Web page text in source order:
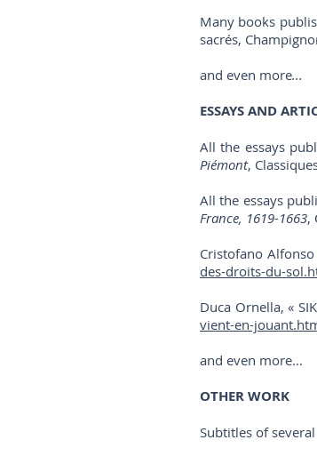
Many books
sacrés,
and even more...
ESSAYS AND
All the essays
Piémont,
All the essays
France, 1619-1663,
Cristofano
des-droits-du-
Duca Ornella, «
vient-en-
and even more...
OTHER WORK
Subtitles of